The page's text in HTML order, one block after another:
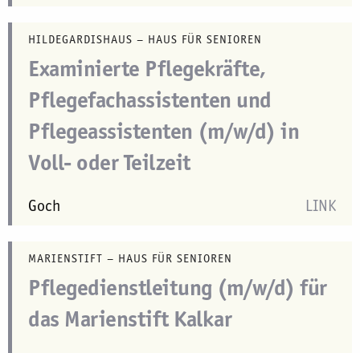
HILDEGARDISHAUS – HAUS FÜR SENIOREN
Examinierte Pflegekräfte,
Pflegefachassistenten und
Pflegeassistenten (m/w/d) in
Voll- oder Teilzeit
Goch LINK
MARIENSTIFT – HAUS FÜR SENIOREN
Pflegedienstleitung (m/w/d) für
das Marienstift Kalkar